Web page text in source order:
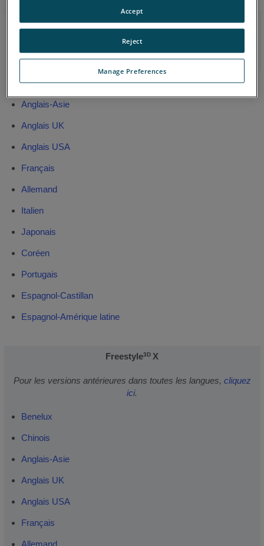
Freestyle Objects
Pour les versions antérieures dans toutes les langues,
ici.
Chinois
Anglais-Asie
Anglais UK
Anglais USA
Français
Allemand
Italien
Japonais
Coréen
Portugais
Espagnol-Castillan
Espagnol-Amérique latine
Freestyle3D X
Pour les versions antérieures dans toutes les langues, cliquez
ici.
Benelux
Chinois
Anglais-Asie
Anglais UK
Anglais USA
Français
Allemand
Manage Preferences
Reject
Accept